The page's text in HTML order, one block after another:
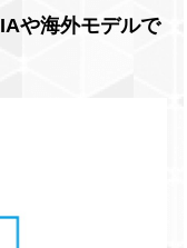
や海外モデルで